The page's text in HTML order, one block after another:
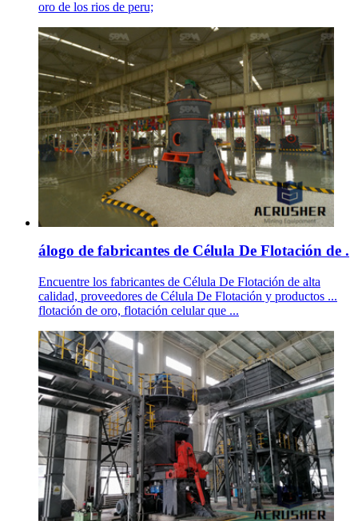
oro de los rios de peru;
álogo de fabricantes de Célula De Flotación de .
Encuentre los fabricantes de Célula De Flotación de alta
calidad, proveedores de Célula De Flotación y productos ...
flotación de oro, flotación celular que ...